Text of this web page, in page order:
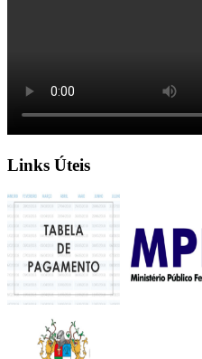
Links Úteis